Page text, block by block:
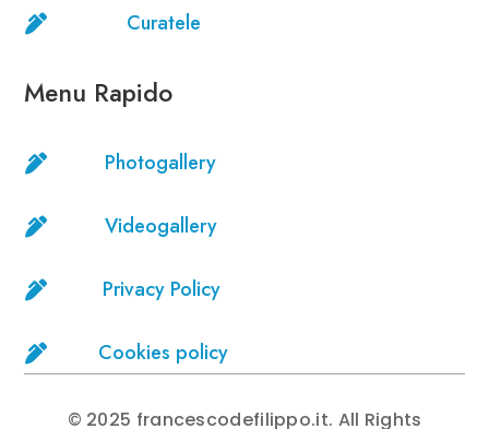
 Curatele
Menu Rapido
 Photogallery
 Videogallery
 Privacy Policy
 Cookies policy
© 2025 francescodefilippo.it. All Rights